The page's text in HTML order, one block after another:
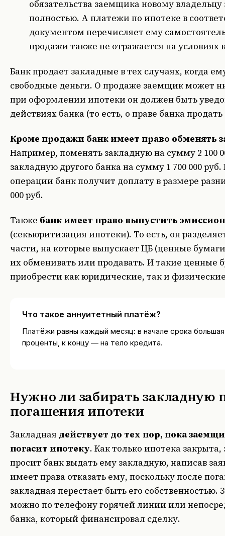
обязательства заемщика новому
полностью. А платежи по ипотеке в
документом перечисляет ему
продажи также не отражается на условиях
Банк продает закладные в тех случаях, когда
свободные деньги. О продаже заемщик может
при оформлении ипотеки он должен быть
действиях банка (то есть, о праве банка
Кроме продажи банк имеет право обменять
Например, поменять закладную на сумму 2 100
закладную другого банка на сумму 1 700 000 руб.
операции банк получит доплату в размере
000 руб.
Также банк имеет право выпустить
(секьюритизация ипотеки). То есть, он
части, на которые выпускает ЦБ (ценные
их обменивать или продавать. И такие ценные
приобрести как юридические, так и
Что такое аннуитетный платёж?
Платёжи равны каждый месяц: в начале срока
проценты, к концу — на тело кредита.
Нужно ли забирать закладную
погашения ипотеки
Закладная действует до тех пор, пока
погасит ипотеку. Как только ипотека
просит банк выдать ему закладную, написав
имеет права отказать ему, поскольку после
закладная перестает быть его собственностью.
можно по телефону горячей линии или
банка, который финансировал сделку.